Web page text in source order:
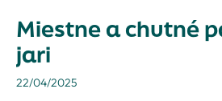
Miestne a chutné
jari
22/04/2025